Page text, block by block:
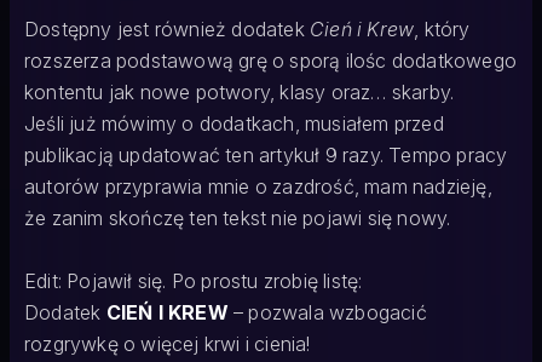
Dostępny jest również dodatek Cień i Krew, który
rozszerza podstawową grę o sporą ilośc dodatkowego
kontentu jak nowe potwory, klasy oraz… skarby.
Jeśli już mówimy o dodatkach, musiałem przed
publikacją updatować ten artykuł 9 razy. Tempo pracy
autorów przyprawia mnie o zazdrość, mam nadzieję,
że zanim skończę ten tekst nie pojawi się nowy.
Edit: Pojawił się. Po prostu zrobię listę:
Dodatek CIEŃ I KREW – pozwala wzbogacić
rozgrywkę o więcej krwi i cienia!